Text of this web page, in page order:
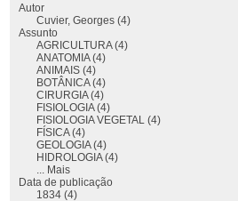
Autor
Cuvier, Georges (4)
Assunto
AGRICULTURA (4)
ANATOMIA (4)
ANIMAIS (4)
BOTÂNICA (4)
CIRURGIA (4)
FISIOLOGIA (4)
FISIOLOGIA VEGETAL (4)
FÍSICA (4)
GEOLOGIA (4)
HIDROLOGIA (4)
... Mais
Data de publicação
1834 (4)